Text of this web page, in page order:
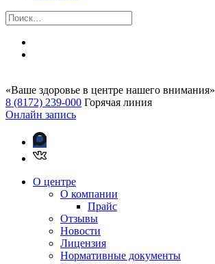
«Ваше здоровье в центре нашего внимания»
8 (8172) 239-000 Горячая линия
Онлайн запись
О центре
О компании
Прайс
Отзывы
Новости
Лицензия
Нормативные документы